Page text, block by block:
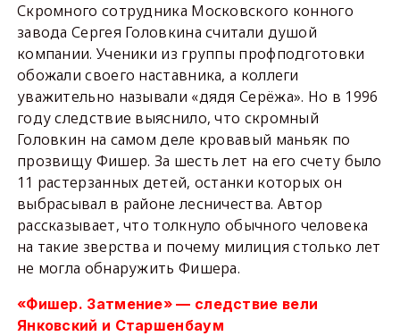
Скромного сотрудника Московского конного
завода Сергея Головкина считали душой
компании. Ученики из группы профподготовки
обожали своего наставника, а коллеги
уважительно называли «дядя Серёжа». Но в 1996
году следствие выяснило, что скромный
Головкин на самом деле кровавый маньяк по
прозвищу Фишер. За шесть лет на его счету было
11 растерзанных детей, останки которых он
выбрасывал в районе лесничества. Автор
рассказывает, что толкнуло обычного человека
на такие зверства и почему милиция столько лет
не могла обнаружить Фишера.
«Фишер. Затмение» — следствие вели
Янковский и Старшенбаум